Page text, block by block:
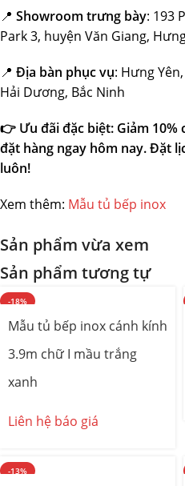
📍 Showroom trưng bày: 193
Park 3, huyện Văn Giang,
📍 Địa bàn phục vụ: Hưng
Hải Dương, Bắc Ninh
👉 Ưu đãi đặc biệt: Giảm 10%
đặt hàng ngay hôm nay. Đặt
luôn!
Xem thêm: Mẫu tủ bếp inox
Sản phẩm vừa xem
Sản phẩm tương tự
-18%
Mẫu tủ bếp inox cánh kính
3.9m chữ I mầu trắng
xanh
Liên hệ báo giá
-13%